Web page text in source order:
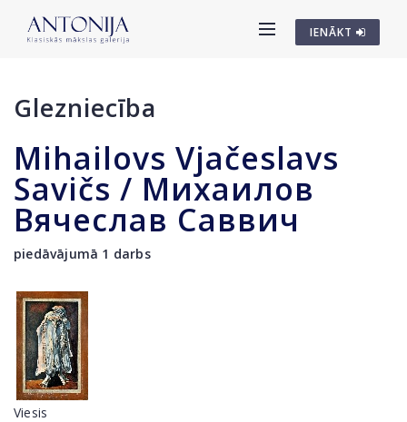
IENĀKT
Glezniecība
Mihailovs Vjačeslavs
Savičs / Михаилов
Вячеслав Саввич
piedāvājumā 1 darbs
Viesis